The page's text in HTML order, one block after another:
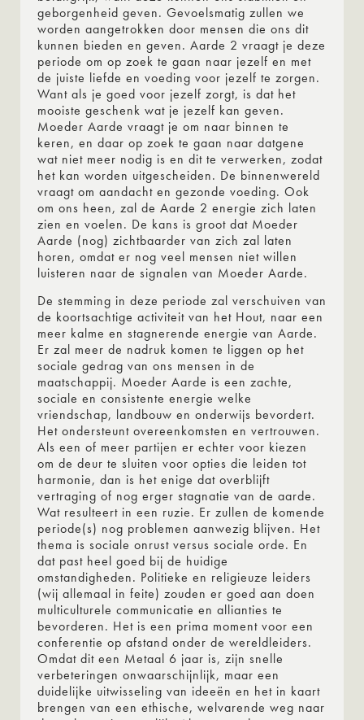
geborgenheid geven. Gevoelsmatig zullen we
worden aangetrokken door mensen die ons dit
kunnen bieden en geven. Aarde 2 vraagt je deze
periode om op zoek te gaan naar jezelf en met
de juiste liefde en voeding voor jezelf te zorgen.
Want als je goed voor jezelf zorgt, is dat het
mooiste geschenk wat je jezelf kan geven.
Moeder Aarde vraagt je om naar binnen te
keren, en daar op zoek te gaan naar datgene
wat niet meer nodig is en dit te verwerken, zodat
het kan worden uitgescheiden. De binnenwereld
vraagt om aandacht en gezonde voeding. Ook
om ons heen, zal de Aarde 2 energie zich laten
zien en voelen. De kans is groot dat Moeder
Aarde (nog) zichtbaarder van zich zal laten
horen, omdat er nog veel mensen niet willen
luisteren naar de signalen van Moeder Aarde.
De stemming in deze periode zal verschuiven van
de koortsachtige activiteit van het Hout, naar een
meer kalme en stagnerende energie van Aarde.
Er zal meer de nadruk komen te liggen op het
sociale gedrag van ons mensen in de
maatschappij. Moeder Aarde is een zachte,
sociale en consistente energie welke
vriendschap, landbouw en onderwijs bevordert.
Het ondersteunt overeenkomsten en vertrouwen.
Als een of meer partijen er echter voor kiezen
om de deur te sluiten voor opties die leiden tot
harmonie, dan is het enige dat overblijft
vertraging of nog erger stagnatie van de aarde.
Wat resulteert in een ruzie. Er zullen de komende
periode(s) nog problemen aanwezig blijven. Het
thema is sociale onrust versus sociale orde. En
dat past heel goed bij de huidige
omstandigheden. Politieke en religieuze leiders
(wij allemaal in feite) zouden er goed aan doen
multiculturele communicatie en allianties te
bevorderen. Het is een prima moment voor een
conferentie op afstand onder de wereldleiders.
Omdat dit een Metaal 6 jaar is, zijn snelle
verbeteringen onwaarschijnlijk, maar een
duidelijke uitwisseling van ideeën en het in kaart
brengen van een ethische, welvarende weg naar